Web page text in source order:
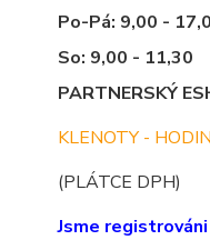
Po-Pá: 9,00 -
So: 9,00 - 11,30
PARTNERSKÝ
KLENOTY -
(PLÁTCE DPH)
Jsme